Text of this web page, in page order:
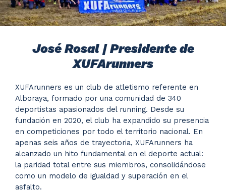
José Rosal | Presidente de
XUFArunners
XUFArunners es un club de atletismo referente en
Alboraya, formado por una comunidad de 340
deportistas apasionados del running. Desde su
fundación en 2020, el club ha expandido su presencia
en competiciones por todo el territorio nacional. En
apenas seis años de trayectoria, XUFArunners ha
alcanzado un hito fundamental en el deporte actual:
la paridad total entre sus miembros, consolidándose
como un modelo de igualdad y superación en el
asfalto.